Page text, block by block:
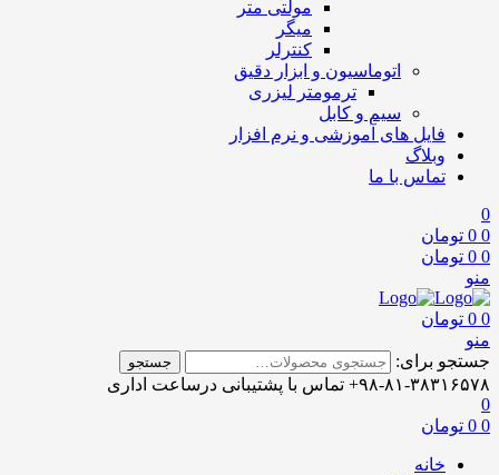
مولتی متر
میگر
کنترلر
اتوماسیون و ابزار دقیق
ترمومتر لیزری
سیم و کابل
فایل های آموزشی و نرم افزار
وبلاگ
تماس با ما
0
0
0 تومان
0
0 تومان
منو
0
0 تومان
منو
جستجو برای:
جستجو
۹۸-۸۱-۳۸۳۱۶۵۷۸+ تماس با پشتیبانی درساعت اداری
0
0
0 تومان
خانه